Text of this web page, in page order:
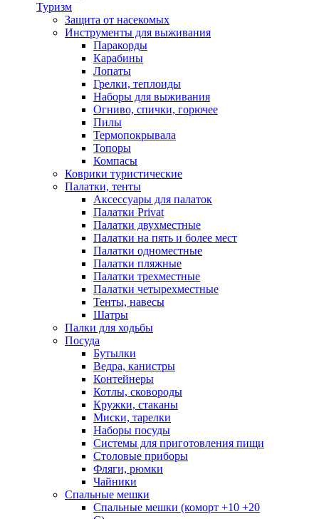
Туризм
Защита от насекомых
Инструменты для выживания
Паракорды
Карабины
Лопаты
Грелки, теплоиды
Наборы для выживания
Огниво, спички, горючее
Пилы
Термопокрывала
Топоры
Компасы
Коврики туристические
Палатки, тенты
Аксессуары для палаток
Палатки Privat
Палатки двухместные
Палатки на пять и более мест
Палатки одноместные
Палатки пляжные
Палатки трехместные
Палатки четырехместные
Тенты, навесы
Шатры
Палки для ходьбы
Посуда
Бутылки
Ведра, канистры
Контейнеры
Котлы, сковороды
Кружки, стаканы
Миски, тарелки
Наборы посуды
Системы для приготовления пищи
Столовые приборы
Фляги, рюмки
Чайники
Спальные мешки
Спальные мешки (коморт +10 +20